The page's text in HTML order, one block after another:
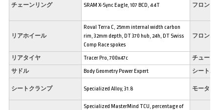
チェーンリング SRAM X-Sync Eagle, 107 BCD, 44T フロント
リアホイール
Roval Terra C, 25mm internal width carbon
rim, 32mm depth, DT 370 hub, 24h, DT Swiss
Comp Race spokes
フロント
リアタイヤ Tracer Pro, 700x47c チューブ
サドル Body Geometry Power Expert シートポ
シートクランプ Specialized Alloy, 31.8 モーター
Specialized MasterMind TCU, percentage of